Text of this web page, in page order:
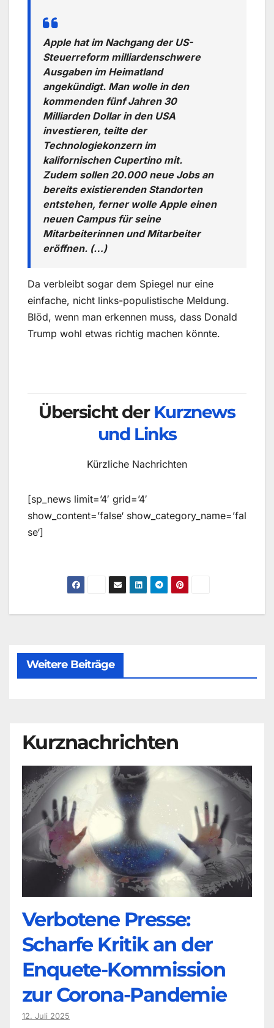
Apple hat im Nachgang der US-
Steuerreform milliardenschwere
Ausgaben im Heimatland
angekündigt. Man wolle in den
kommenden fünf Jahren 30
Milliarden Dollar in den USA
investieren, teilte der
Technologiekonzern im
kalifornischen Cupertino mit.
Zudem sollen 20.000 neue Jobs an
bereits existierenden Standorten
entstehen, ferner wolle Apple einen
neuen Campus für seine
Mitarbeiterinnen und Mitarbeiter
eröffnen. (…)
Da verbleibt sogar dem Spiegel nur eine
einfache, nicht links-populistische Meldung.
Blöd, wenn man erkennen muss, dass Donald
Trump wohl etwas richtig machen könnte.
Übersicht der Kurznews
und Links
Kürzliche Nachrichten
[sp_news limit=’4′ grid=’4′
show_content=’false‘ show_category_name=’fal
se‘]
Weitere Beiträge
Kurznachrichten
Verbotene Presse:
Scharfe Kritik an der
Enquete-Kommission
zur Corona-Pandemie
12. Juli 2025